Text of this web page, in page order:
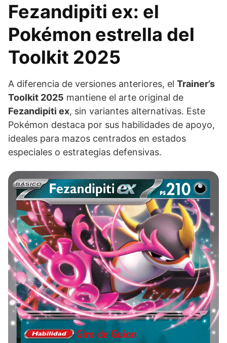
Fezandipiti ex: el
Pokémon estrella del
Toolkit 2025
A diferencia de versiones anteriores, el Trainer’s
Toolkit 2025 mantiene el arte original de
Fezandipiti ex, sin variantes alternativas. Este
Pokémon destaca por sus habilidades de apoyo,
ideales para mazos centrados en estados
especiales o estrategias defensivas.